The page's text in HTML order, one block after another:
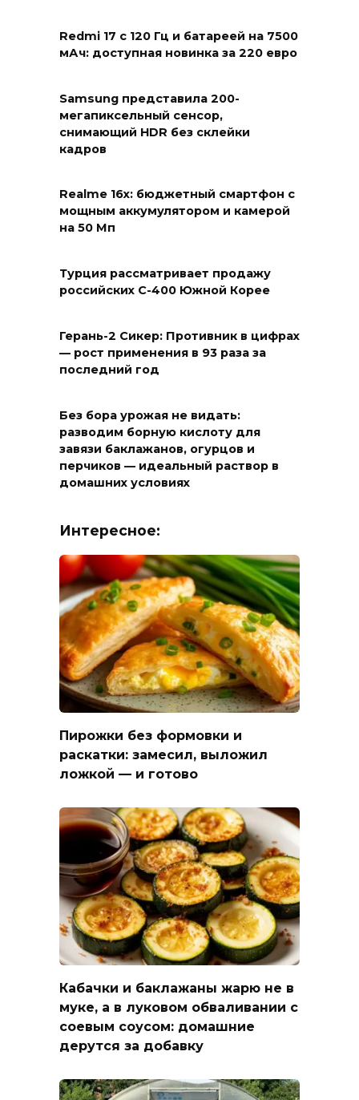
Redmi 17 с 120 Гц и батареей на 7500
мАч: доступная новинка за 220 евро
Samsung представила 200-
мегапиксельный сенсор,
снимающий HDR без склейки
кадров
Realme 16x: бюджетный смартфон с
мощным аккумулятором и камерой
на 50 Мп
Турция рассматривает продажу
российских С-400 Южной Корее
Герань-2 Сикер: Противник в цифрах
— рост применения в 93 раза за
последний год
Без бора урожая не видать:
разводим борную кислоту для
завязи баклажанов, огурцов и
перчиков — идеальный раствор в
домашних условиях
Интересное:
Пирожки без формовки и
раскатки: замесил, выложил
ложкой — и готово
Кабачки и баклажаны жарю не в
муке, а в луковом обваливании с
соевым соусом: домашние
дерутся за добавку